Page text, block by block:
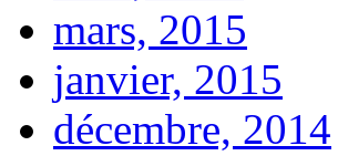
mars, 2015
janvier, 2015
décembre, 2014